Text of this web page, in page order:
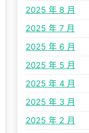
2025 年 8 月
2025 年 7 月
2025 年 6 月
2025 年 5 月
2025 年 4 月
2025 年 3 月
2025 年 2 月